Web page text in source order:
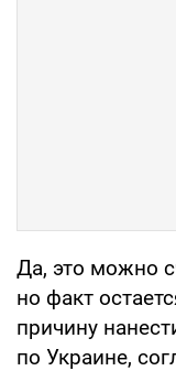
Да, это можно
но факт
причину
по Украине,